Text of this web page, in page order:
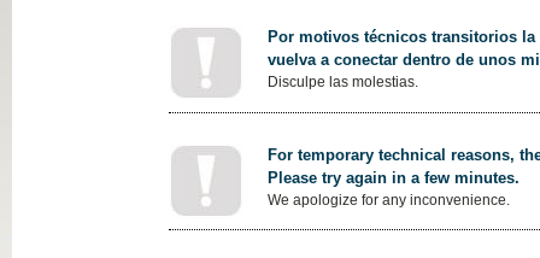
Por motivos técnicos transitorios
vuelva a conectar dentro de unos
Disculpe las molestias.
For temporary technical reasons,
Please try again in a few minutes.
We apologize for any inconvenience.